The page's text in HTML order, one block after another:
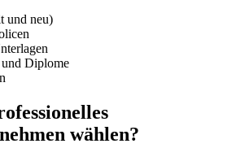
und neu)
und Diplome
wählen?